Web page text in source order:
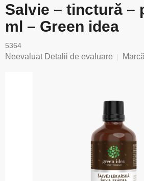
Salvie – tinctură –
ml – Green idea
5364
Evaluarea
Neevaluat Detalii de evaluare